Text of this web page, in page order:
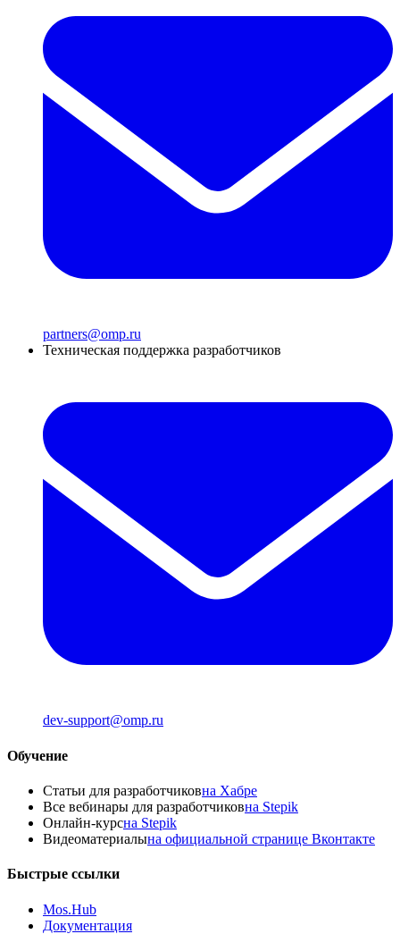
partners@omp.ru
Техническая поддержка разработчиков
dev-support@omp.ru
Обучение
Статьи для разработчиковна Хабре
Все вебинары для разработчиковна Stepik
Онлайн-курсна Stepik
Видеоматериалына официальной странице Вконтакте
Быстрые ссылки
Mos.Hub
Документация